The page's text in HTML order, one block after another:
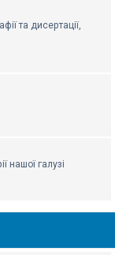
та дисертації,
нашої галузі